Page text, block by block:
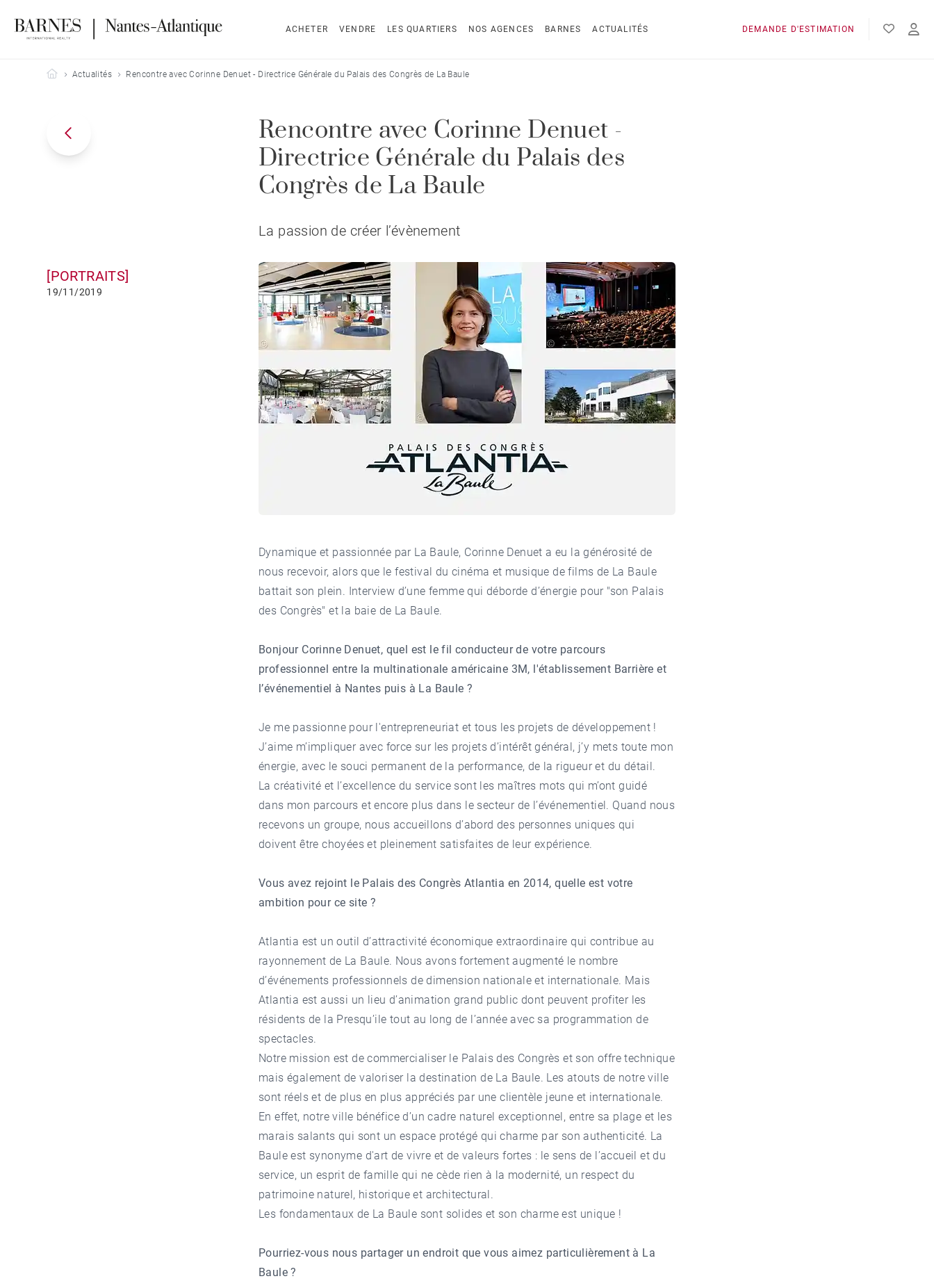
ACHETER VENDRE LES QUARTIERS NOS AGENCES BARNES ACTUALITÉS DEMANDE D'ESTIMATION
Barnes Nantes-Atlantique
Actualités Rencontre avec Corinne Denuet - Directrice Générale du Palais des Congrès de La Baule
[PORTRAITS]
19/11/2019
Rencontre avec Corinne Denuet -
Directrice Générale du Palais des
Congrès de La Baule
La passion de créer l’évènement
Dynamique et passionnée par La Baule, Corinne Denuet a eu la générosité de
nous recevoir, alors que le festival du cinéma et musique de films de La Baule
battait son plein. Interview d’une femme qui déborde d’énergie pour "son Palais
des Congrès" et la baie de La Baule.
Bonjour Corinne Denuet, quel est le fil conducteur de votre parcours
professionnel entre la multinationale américaine 3M, l'établissement Barrière et
l’événementiel à Nantes puis à La Baule ?
Je me passionne pour l'entrepreneuriat et tous les projets de développement !
J’aime m’impliquer avec force sur les projets d’intérêt général, j’y mets toute mon
énergie, avec le souci permanent de la performance, de la rigueur et du détail.
La créativité et l’excellence du service sont les maîtres mots qui m’ont guidé
dans mon parcours et encore plus dans le secteur de l’événementiel. Quand nous
recevons un groupe, nous accueillons d’abord des personnes uniques qui
doivent être choyées et pleinement satisfaites de leur expérience.
Vous avez rejoint le Palais des Congrès Atlantia en 2014, quelle est votre
ambition pour ce site ?
Atlantia est un outil d’attractivité économique extraordinaire qui contribue au
rayonnement de La Baule. Nous avons fortement augmenté le nombre
d’événements professionnels de dimension nationale et internationale. Mais
Atlantia est aussi un lieu d’animation grand public dont peuvent profiter les
résidents de la Presqu’ile tout au long de l’année avec sa programmation de
spectacles.
Notre mission est de commercialiser le Palais des Congrès et son offre technique
mais également de valoriser la destination de La Baule. Les atouts de notre ville
sont réels et de plus en plus appréciés par une clientèle jeune et internationale.
En effet, notre ville bénéfice d’un cadre naturel exceptionnel, entre sa plage et les
marais salants qui sont un espace protégé qui charme par son authenticité. La
Baule est synonyme d'art de vivre et de valeurs fortes : le sens de l’accueil et du
service, un esprit de famille qui ne cède rien à la modernité, un respect du
patrimoine naturel, historique et architectural.
Les fondamentaux de La Baule sont solides et son charme est unique !
Pourriez-vous nous partager un endroit que vous aimez particulièrement à La
Baule ?